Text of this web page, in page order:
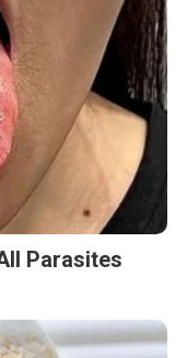
Parasites